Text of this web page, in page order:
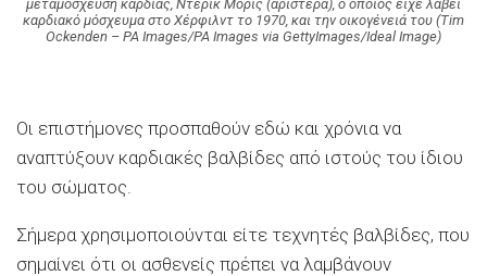
μεταμόσχευση καρδιάς, Ντέρικ Μόρις (αριστερά), ο οποίος είχε λάβει
καρδιακό μόσχευμα στο Χέρφιλντ το 1970, και την οικογένειά του (Tim
Ockenden – PA Images/PA Images via GettyImages/Ideal Image)
Οι επιστήμονες προσπαθούν εδώ και χρόνια να
αναπτύξουν καρδιακές βαλβίδες από ιστούς του ίδιου
του σώματος.
Σήμερα χρησιμοποιούνται είτε τεχνητές βαλβίδες, που
σημαίνει ότι οι ασθενείς πρέπει να λαμβάνουν